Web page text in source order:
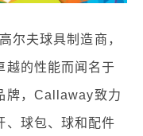
尔夫球具制造商，
越的性能而闻名于
牌，Callaway致力
、球包、球和配件